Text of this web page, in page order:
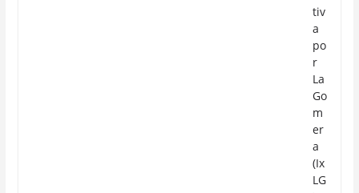
tiv
a
po
r
La
Go
m
er
a
(Ix
LG